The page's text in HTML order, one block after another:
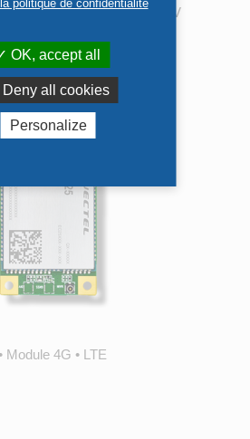
2 Ethernet Gbe• Intel 82583V
• Module 4G • LTE
TERMINÉ
politique de confidentialité
OK, accept all
Deny all cookies
Personalize